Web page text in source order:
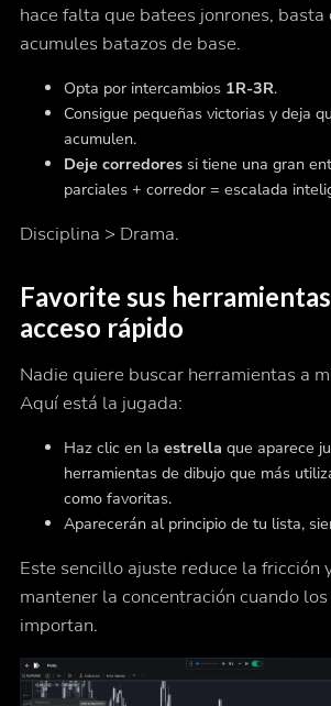
hace falta que batees jonrones, basta
acumules batazos de base.
Opta por intercambios 1R-3R.
Consigue pequeñas victorias y deja
acumulen.
Deje corredoressi tiene una gran
parciales + corredor = escalada
Disciplina > Drama.
Favorite sus
acceso rápido
Nadie quiere buscar herramientas a
Aquí está la jugada:
Haz clic en la estrella que aparece
herramientas de dibujo que más
como favoritas.
Aparecerán al principio de tu lista,
Este sencillo ajuste reduce la fricción
mantener la concentración cuando
importan.